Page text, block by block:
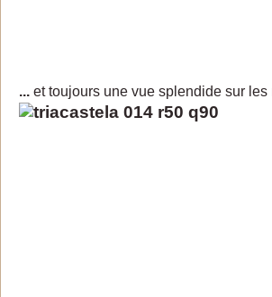
... et toujours une vue splendide sur les